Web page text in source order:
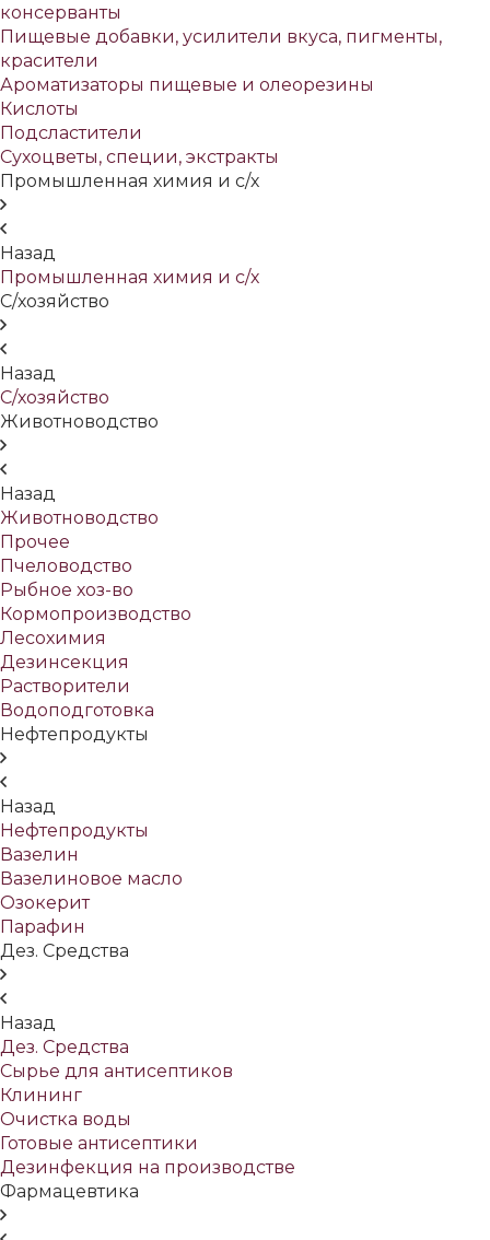
консерванты
Пищевые добавки, усилители вкуса, пигменты,
красители
Ароматизаторы пищевые и олеорезины
Кислоты
Подсластители
Сухоцветы, специи, экстракты
Промышленная химия и с/х
Назад
Промышленная химия и с/х
С/хозяйство
Назад
С/хозяйство
Животноводство
Назад
Животноводство
Прочее
Пчеловодство
Рыбное хоз-во
Кормопроизводство
Лесохимия
Дезинсекция
Растворители
Водоподготовка
Нефтепродукты
Назад
Нефтепродукты
Вазелин
Вазелиновое масло
Озокерит
Парафин
Дез. Средства
Назад
Дез. Средства
Сырье для антисептиков
Клининг
Очистка воды
Готовые антисептики
Дезинфекция на производстве
Фармацевтика